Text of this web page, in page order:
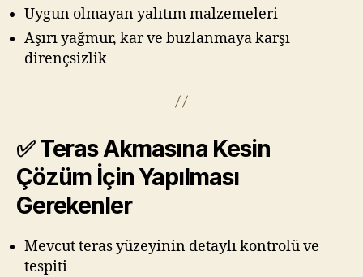
Uygun olmayan yalıtım malzemeleri
Aşırı yağmur, kar ve buzlanmaya karşı
dirençsizlik
✅ Teras Akmasına Kesin
Çözüm İçin Yapılması
Gerekenler
Mevcut teras yüzeyinin detaylı kontrolü ve
tespiti